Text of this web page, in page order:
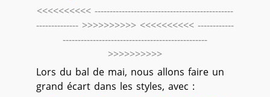
<<<<<<<<<< ----------------------------------------------
-------------- >>>>>>>>>> <<<<<<<<<< ------------
------------------------------------------------
>>>>>>>>>>
Lors du bal de mai, nous allons faire un
grand écart dans les styles, avec :